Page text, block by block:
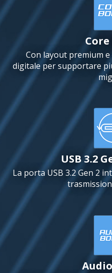
Con layout premium
digitale per supportare
USB 3.2
La porta USB 3.2 Gen 2